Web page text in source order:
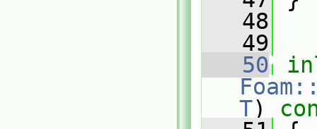
   48
   49
   50
T)